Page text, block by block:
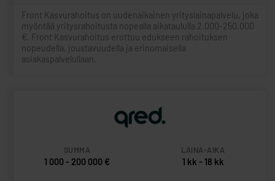
Front Kasvurahoitus on uudenaikainen yrityslainapalvelu, joka
myöntää yritysrahoitusta nopealla aikataululla 2.000-250.000
€. Front Kasvurahoitus erottuu edukseen rahoituksen
nopeudella, joustavuudella ja erinomaisella
asiakaspalvelullaan.
1 000 - 200 000 € 1 kk - 18 kk